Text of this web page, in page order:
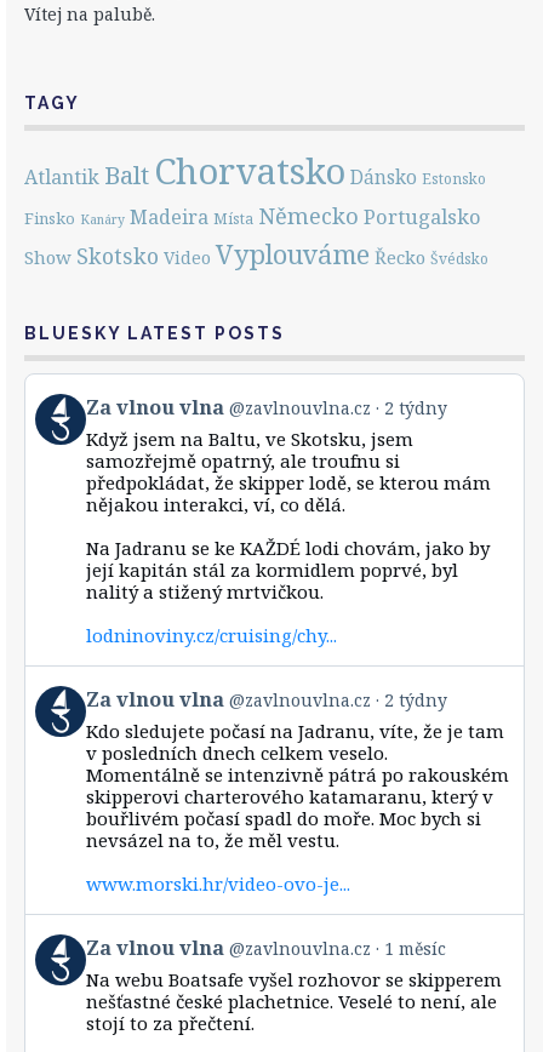
Vítej na palubě.
TAGY
Atlantik Balt Chorvatsko Dánsko Estonsko
Finsko Kanáry Madeira Místa Německo Portugalsko
Show Skotsko Video Vyplouváme Řecko Švédsko
BLUESKY LATEST POSTS
View
post
by
Bluesky
Za vlnou vlna @zavlnouvlna.cz 2 týdny
Když jsem na Baltu, ve Skotsku, jsem
samozřejmě opatrný, ale troufnu si
předpokládat, že skipper lodě, se kterou mám
nějakou interakci, ví, co dělá.
Na Jadranu se ke KAŽDÉ lodi chovám, jako by
její kapitán stál za kormidlem poprvé, byl
nalitý a stižený mrtvičkou.
lodninoviny.cz/cruising/chy...
View
post
by
Bluesky
Za vlnou vlna @zavlnouvlna.cz 2 týdny
Kdo sledujete počasí na Jadranu, víte, že je tam
v posledních dnech celkem veselo.
Momentálně se intenzivně pátrá po rakouském
skipperovi charterového katamaranu, který v
bouřlivém počasí spadl do moře. Moc bych si
nevsázel na to, že měl vestu.
www.morski.hr/video-ovo-je...
View
post
by
Za vlnou vlna @zavlnouvlna.cz 1 měsíc
Na webu Boatsafe vyšel rozhovor se skipperem
nešťastné české plachetnice. Veselé to není, ale
stojí to za přečtení.